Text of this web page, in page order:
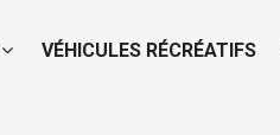
VÉHICULES RÉCRÉATIFS